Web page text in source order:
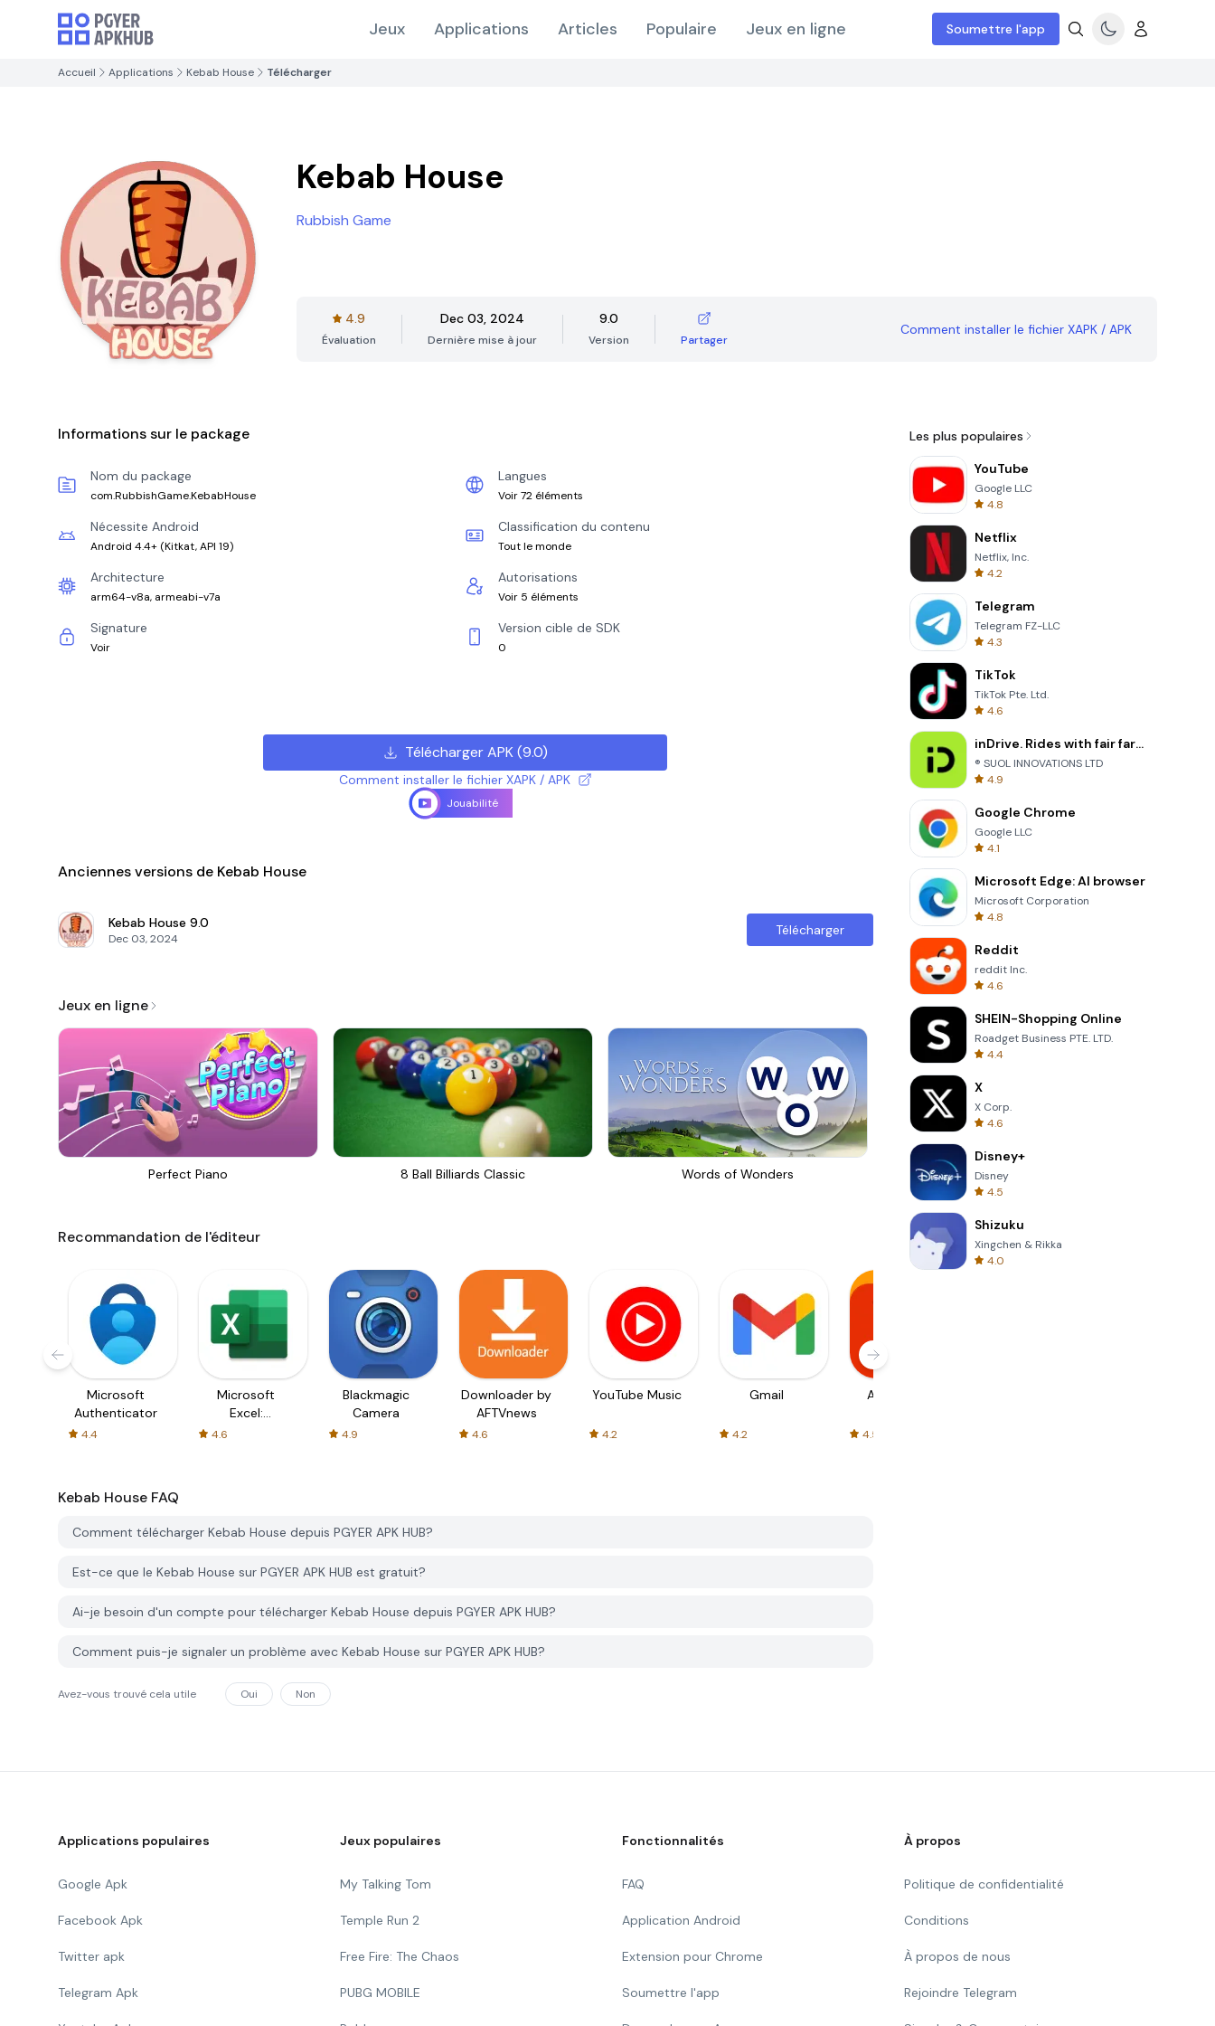
Jeux Applications Articles Populaire Jeux en ligne Soumettre l'app
Accueil Applications Kebab House Télécharger
Kebab House
Rubbish Game
4.9
Évaluation
Dec 03, 2024
Dernière mise à jour
9.0
Version Partager
Comment installer le fichier XAPK / APK
Informations sur le package
Nom du package
com.RubbishGame.KebabHouse
Langues
Voir 72 éléments
Nécessite Android
Android 4.4+ (Kitkat, API 19)
Classification du contenu
Tout le monde
Architecture
arm64-v8a, armeabi-v7a
Autorisations
Voir 5 éléments
Signature
Voir
Version cible de SDK
0
Télécharger APK(9.0)
Comment installer le fichier XAPK / APK
Jouabilité
Anciennes versions de Kebab House
Kebab House 9.0
Dec 03, 2024
Télécharger
Jeux en ligne
Perfect Piano 8 Ball Billiards Classic Words of Wonders Skip Card
Recommandation de l'éditeur
Microsoft
Authenticator
4.4
Microsoft
Excel:
Spreadsheets
4.6
Blackmagic
Camera
4.9
Downloader by
AFTVnews
4.6
YouTube Music
4.2
Gmail
4.2
AliExpress
4.5
Kebab House FAQ
Comment télécharger Kebab House depuis PGYER APK HUB?
Est-ce que le Kebab House sur PGYER APK HUB est gratuit?
Ai-je besoin d'un compte pour télécharger Kebab House depuis PGYER APK HUB?
Comment puis-je signaler un problème avec Kebab House sur PGYER APK HUB?
Avez-vous trouvé cela utile Oui Non
Les plus populaires
YouTube
Google LLC
4.8
Netflix
Netflix, Inc.
4.2
Telegram
Telegram FZ-LLC
4.3
TikTok
TikTok Pte. Ltd.
4.6
inDrive. Rides with fair fares
® SUOL INNOVATIONS LTD
4.9
Google Chrome
Google LLC
4.1
Microsoft Edge: AI browser
Microsoft Corporation
4.8
Reddit
reddit Inc.
4.6
SHEIN-Shopping Online
Roadget Business PTE. LTD.
4.4
X
X Corp.
4.6
Disney+
Disney
4.5
Shizuku
Xingchen & Rikka
4.0
Applications populaires
Google Apk
Facebook Apk
Twitter apk
Telegram Apk
Jeux populaires
My Talking Tom
Temple Run 2
Free Fire: The Chaos
PUBG MOBILE
Fonctionnalités
FAQ
Application Android
Extension pour Chrome
Soumettre l'app
À propos
Politique de confidentialité
Conditions
À propos de nous
Rejoindre Telegram